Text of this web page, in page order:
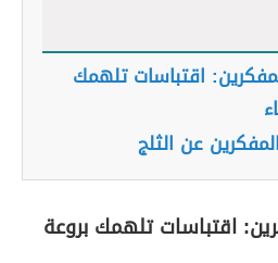
اقتباسات تلهمك
عن الثلج
اقتباسات تلهمك بروعة